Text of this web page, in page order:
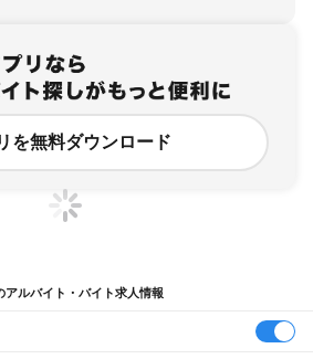
を無料ダウンロード
ルバイト・バイト求人情報